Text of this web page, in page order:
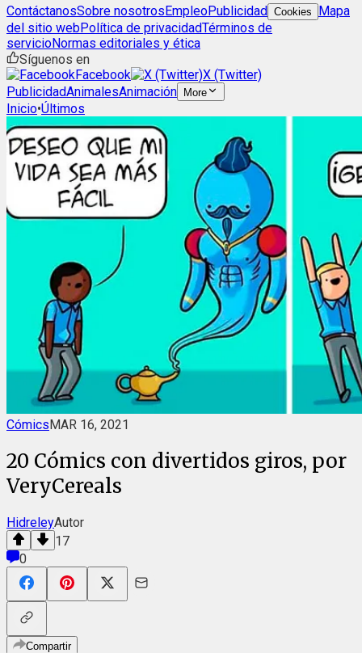
ContáctanosSobre nosotrosEmpleoPublicidad Cookies
Mapa
del sitio webPolítica de privacidadTérminos de
servicioNormas editoriales y ética
Síguenos en
Facebook
X (Twitter)
PublicidadAnimalesAnimación More
Inicio•Últimos
CómicsMAR 16, 2021
20 Cómics con divertidos giros, por
VeryCereals
HidreleyAutor
17
0
Compartir